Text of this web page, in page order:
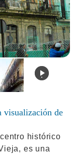
.
visualización de
histórico
es una